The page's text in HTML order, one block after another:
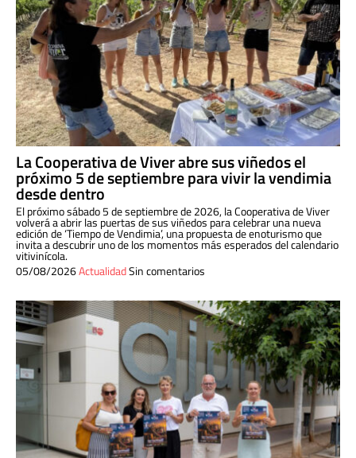
La Cooperativa de Viver abre sus viñedos el
próximo 5 de septiembre para vivir la vendimia
desde dentro
El próximo sábado 5 de septiembre de 2026, la Cooperativa de Viver
volverá a abrir las puertas de sus viñedos para celebrar una nueva
edición de ‘Tiempo de Vendimia’, una propuesta de enoturismo que
invita a descubrir uno de los momentos más esperados del calendario
vitivinícola.
05/08/2026ActualidadSin comentarios